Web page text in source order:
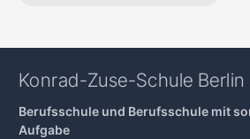
Konrad-Zuse-Schule Berlin
Berufsschule und Berufsschule mit
Aufgabe